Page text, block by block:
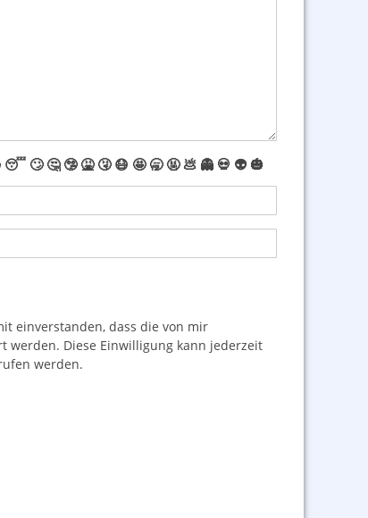
😴 🙄 🤔 🤥 🤮 🤧 😷 🤩 🥱 🤬 💩 👻 💀 👽 🎃
einverstanden, dass die von mir
werden. Diese Einwilligung kann jederzeit
werden.